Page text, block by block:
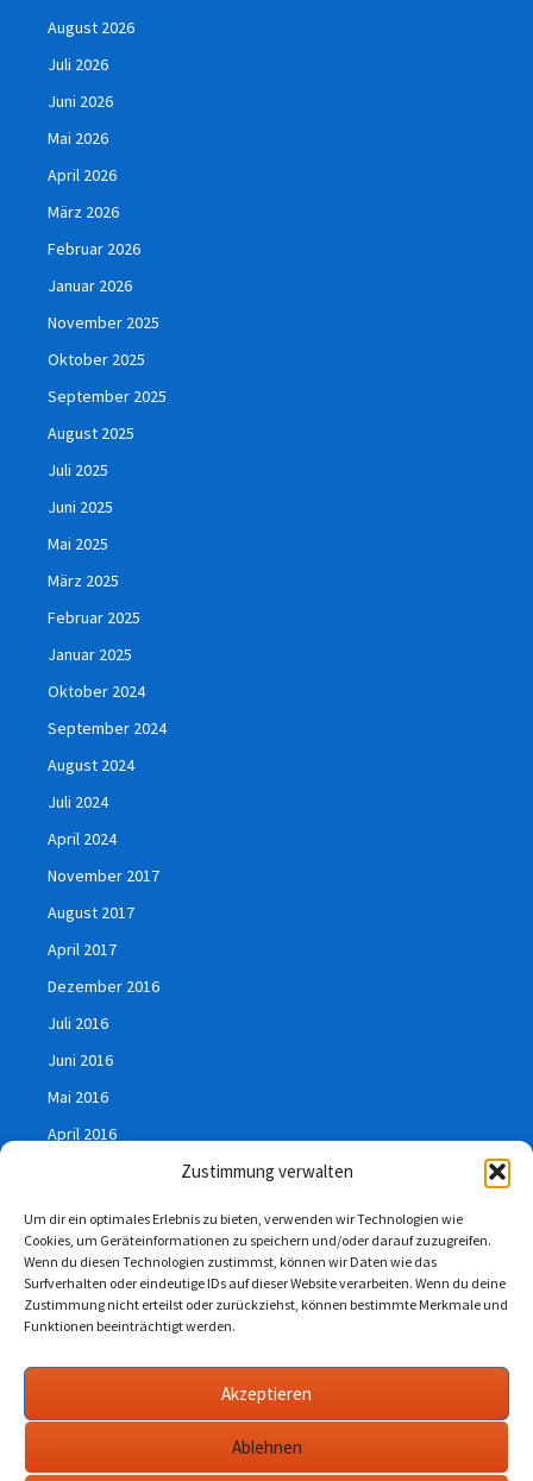
Zustimmung verwalten
Um dir ein optimales Erlebnis zu bieten, verwenden wir Technologien wie
Cookies, um Geräteinformationen zu speichern und/oder darauf zuzugreifen.
Wenn du diesen Technologien zustimmst, können wir Daten wie das
Surfverhalten oder eindeutige IDs auf dieser Website verarbeiten. Wenn du deine
Zustimmung nicht erteilst oder zurückziehst, können bestimmte Merkmale und
Funktionen beeinträchtigt werden.
Akzeptieren
Ablehnen
August 2026
Juli 2026
Juni 2026
Mai 2026
April 2026
März 2026
Februar 2026
Januar 2026
November 2025
Oktober 2025
September 2025
August 2025
Juli 2025
Juni 2025
Mai 2025
März 2025
Februar 2025
Januar 2025
Oktober 2024
September 2024
August 2024
Juli 2024
April 2024
November 2017
August 2017
April 2017
Dezember 2016
Juli 2016
Juni 2016
Mai 2016
April 2016
Juli 2015